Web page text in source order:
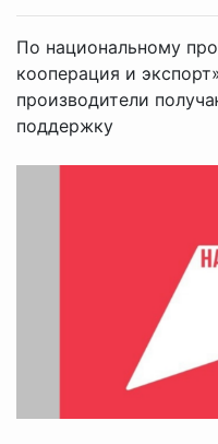
По национальному
кооперация и
производители
поддержку